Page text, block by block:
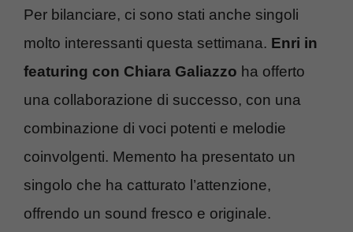
Per bilanciare, ci sono stati anche singoli
molto interessanti questa settimana. Enri in
featuring con Chiara Galiazzo ha offerto
una collaborazione di successo, con una
combinazione di voci potenti e melodie
coinvolgenti. Memento ha presentato un
singolo che ha catturato l’attenzione,
offrendo un sound fresco e originale.